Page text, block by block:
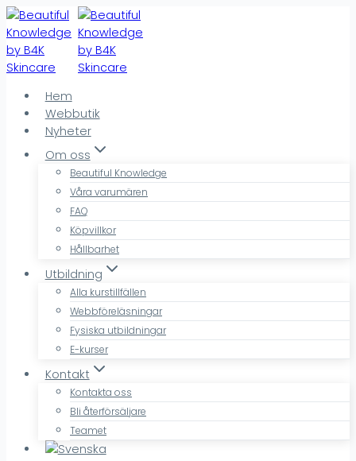
Skip
to
content
Hem
Webbutik
Nyheter
Om oss
Beautiful Knowledge
Våra varumären
FAQ
Köpvillkor
Hållbarhet
Utbildning
Alla kurstillfällen
Webbföreläsningar
Fysiska utbildningar
E-kurser
Kontakt
Kontakta oss
Bli återförsäljare
Teamet